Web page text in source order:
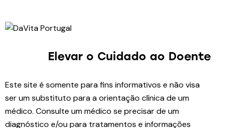
Elevar o Cuidado ao Doente
Este site é somente para fins informativos e não visa
ser um substituto para a orientação clínica de um
médico. Consulte um médico se precisar de um
diagnóstico e/ou para tratamentos e informações